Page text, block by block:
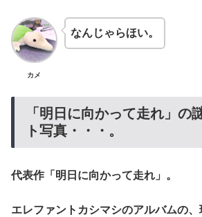
カメ
なんじゃらほい。
「明日に向かって走れ」の
ト写真・・・。
代表作「明日に向かって走れ」。
エレファントカシマシのアルバムの